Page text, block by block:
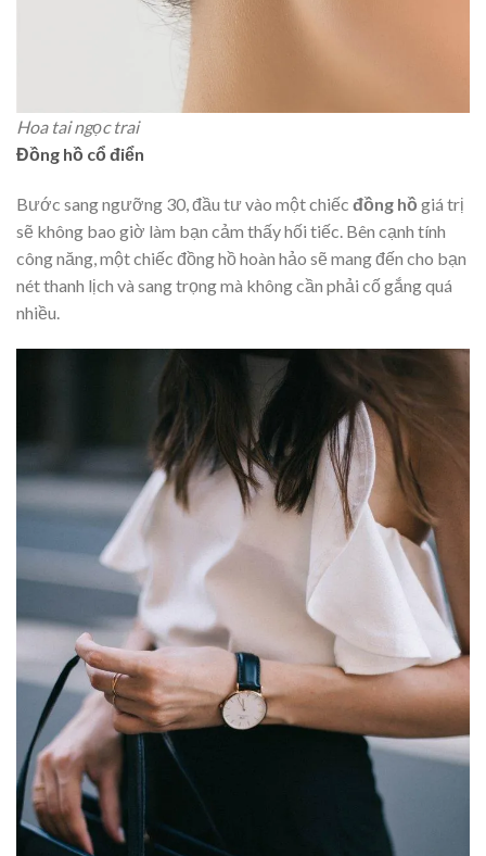
Hoa tai ngọc trai
Đồng hồ cổ điển
Bước sang ngưỡng 30, đầu tư vào một chiếc đồng hồ giá trị
sẽ không bao giờ làm bạn cảm thấy hối tiếc. Bên cạnh tính
công năng, một chiếc đồng hồ hoàn hảo sẽ mang đến cho bạn
nét thanh lịch và sang trọng mà không cần phải cố gắng quá
nhiều.